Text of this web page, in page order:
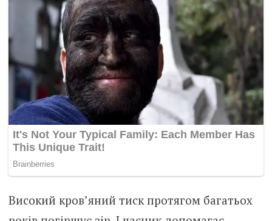
Високий кров’яний тиск протягом багатьох